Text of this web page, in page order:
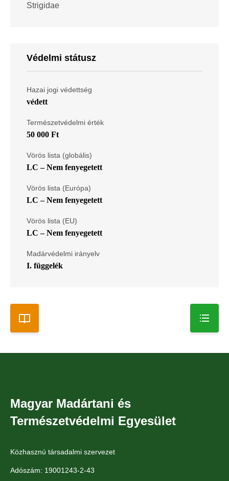
Strigidae
Védelmi státusz
Hazai jogi védettség
védett
Természetvédelmi érték
50 000 Ft
Vörös lista (globális)
LC – Nem fenyegetett
Vörös lista (Európa)
LC – Nem fenyegetett
Vörös lista (EU)
LC – Nem fenyegetett
Madárvédelmi irányelv
I. függelék
Magyar Madártani és
Természetvédelmi Egyesület
Közhasznú társadalmi szervezet
Adószám: 19001243-2-43